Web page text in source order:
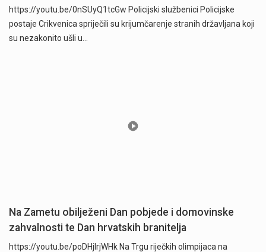
https://youtu.be/0nSUyQ1tcGw Policijski službenici Policijske
postaje Crikvenica spriječili su krijumčarenje stranih državljana koji
su nezakonito ušli u…
Na Zametu obilježeni Dan pobjede i domovinske
zahvalnosti te Dan hrvatskih branitelja
https://youtu.be/poDHjlrjWHk Na Trgu riječkih olimpijaca na